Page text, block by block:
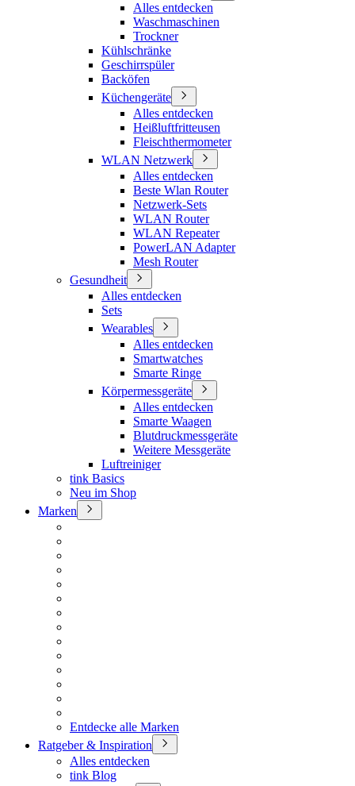
Alles entdecken
Waschmaschinen
Trockner
Kühlschränke
Geschirrspüler
Backöfen
Küchengeräte
Alles entdecken
Heißluftfritteusen
Fleischthermometer
WLAN Netzwerk
Alles entdecken
Beste Wlan Router
Netzwerk-Sets
WLAN Router
WLAN Repeater
PowerLAN Adapter
Mesh Router
Gesundheit
Alles entdecken
Sets
Wearables
Alles entdecken
Smartwatches
Smarte Ringe
Körpermessgeräte
Alles entdecken
Smarte Waagen
Blutdruckmessgeräte
Weitere Messgeräte
Luftreiniger
tink Basics
Neu im Shop
Marken
Entdecke alle Marken
Ratgeber & Inspiration
Alles entdecken
tink Blog